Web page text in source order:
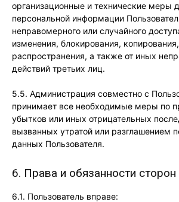
организационные и технические меры
персональной информации
неправомерного или случайного
изменения, блокирования, копирования,
распространения, а также от иных
действий третьих лиц.
5.5. Администрация совместно с
принимает все необходимые меры по
убытков или иных отрицательных
вызванных утратой или разглашением
данных Пользователя.
6. Права и обязанности сторон
6.1. Пользователь вправе: